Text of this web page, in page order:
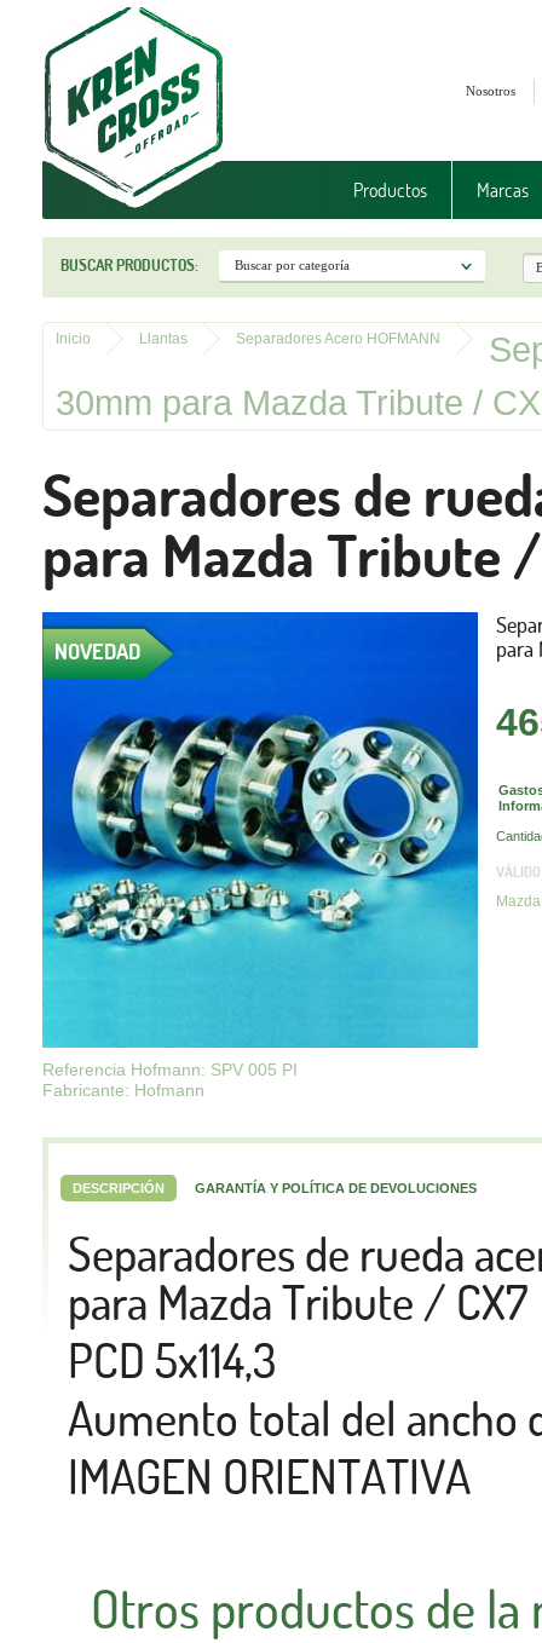
Nosotros
Productos Marcas
BUSCAR PRODUCTOS:
Inicio Llantas Separadores Acero HOFMANN
30mm para Mazda Tribute /
Separadores de
para Mazda Tribute /
NOVEDAD
Referencia Hofmann: SPV 005 PI
Fabricante: Hofmann
para
DESCRIPCIÓN GARANTÍA Y POLÍTICA DE DEVOLUCIONES
Separadores de rueda
para Mazda Tribute / CX7
PCD 5x114,3
Aumento total del
IMAGEN ORIENTATIVA
Otros productos de